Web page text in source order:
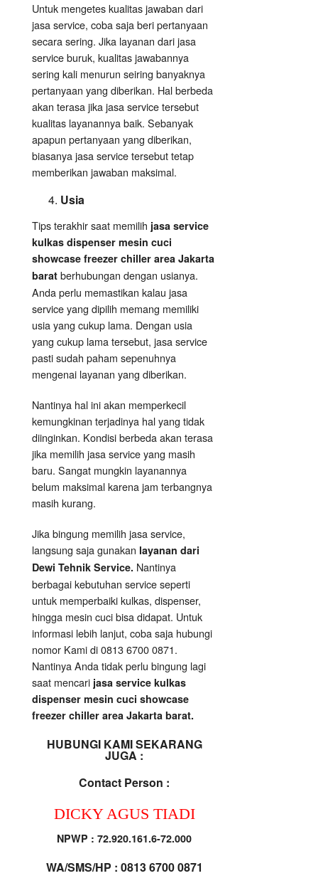
Untuk mengetes kualitas jawaban dari
jasa service, coba saja beri pertanyaan
secara sering. Jika layanan dari jasa
service buruk, kualitas jawabannya
sering kali menurun seiring banyaknya
pertanyaan yang diberikan. Hal berbeda
akan terasa jika jasa service tersebut
kualitas layanannya baik. Sebanyak
apapun pertanyaan yang diberikan,
biasanya jasa service tersebut tetap
memberikan jawaban maksimal.
Usia
Tips terakhir saat memilih jasa service
kulkas dispenser mesin cuci
showcase freezer chiller area Jakarta
barat berhubungan dengan usianya.
Anda perlu memastikan kalau jasa
service yang dipilih memang memiliki
usia yang cukup lama. Dengan usia
yang cukup lama tersebut, jasa service
pasti sudah paham sepenuhnya
mengenai layanan yang diberikan.
Nantinya hal ini akan memperkecil
kemungkinan terjadinya hal yang tidak
diinginkan. Kondisi berbeda akan terasa
jika memilih jasa service yang masih
baru. Sangat mungkin layanannya
belum maksimal karena jam terbangnya
masih kurang.
Jika bingung memilih jasa service,
langsung saja gunakan layanan dari
Dewi Tehnik Service. Nantinya
berbagai kebutuhan service seperti
untuk memperbaiki kulkas, dispenser,
hingga mesin cuci bisa didapat. Untuk
informasi lebih lanjut, coba saja hubungi
nomor Kami di 0813 6700 0871.
Nantinya Anda tidak perlu bingung lagi
saat mencari jasa service kulkas
dispenser mesin cuci showcase
freezer chiller area Jakarta barat.
HUBUNGI KAMI SEKARANG
JUGA :
Contact Person :
DICKY AGUS TIADI
NPWP : 72.920.161.6-72.000
WA/SMS/HP : 0813 6700 0871